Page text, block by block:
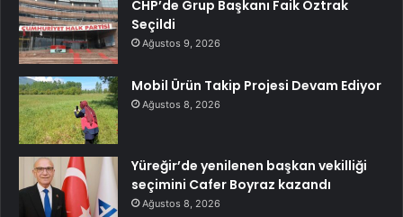
CHP’de Grup Başkanı Faik Öztrak
Seçildi
Ağustos 9, 2026
Mobil Ürün Takip Projesi Devam Ediyor
Ağustos 8, 2026
Yüreğir’de yenilenen başkan vekilliği
seçimini Cafer Boyraz kazandı
Ağustos 8, 2026